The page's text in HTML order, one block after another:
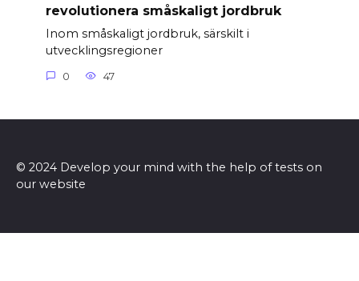
revolutionera småskaligt jordbruk
Inom småskaligt jordbruk, särskilt i
utvecklingsregioner
0 47
© 2024 Develop your mind with the help of tests on
our website